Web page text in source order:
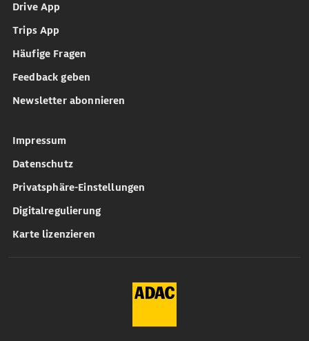
Drive App
Trips App
Häufige Fragen
Feedback geben
Newsletter abonnieren
Impressum
Datenschutz
Privatsphäre-Einstellungen
Digitalregulierung
Karte lizenzieren